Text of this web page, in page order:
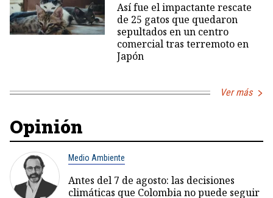
Así fue el impactante rescate
de 25 gatos que quedaron
sepultados en un centro
comercial tras terremoto en
Japón
Ver más
Opinión
Medio Ambiente
Antes del 7 de agosto: las decisiones
climáticas que Colombia no puede seguir